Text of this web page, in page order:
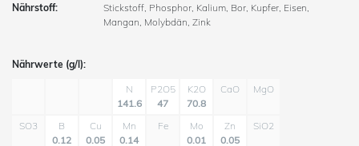
Nährstoff:
Stickstoff, Phosphor, Kalium, Bor, Kupfer, Eisen,
Mangan, Molybdän, Zink
Nährwerte (g/l):
N
141.6
P2O5
47
K2O
70.8
CaO MgO
SO3
B
0.12
Cu
0.05
Mn
0.14
Fe
Mo
0.01
Zn
0.05
SiO2